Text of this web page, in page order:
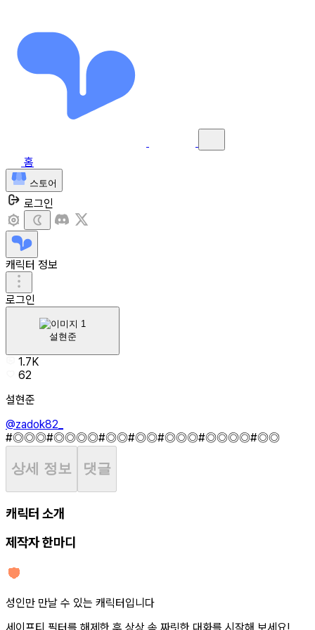
홈
스토어
로그인
캐릭터 정보
로그인
설현준
1.7K
62
설현준
@zadok82_
#◎◎◎#◎◎◎◎#◎◎#◎◎#◎◎◎#◎◎◎◎#◎◎
상세 정보 댓글
캐릭터 소개
제작자 한마디
성인만 만날 수 있는 캐릭터입니다